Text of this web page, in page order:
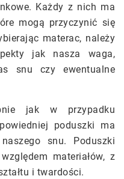
Każdy z nich ma
mogą przyczynić się
materac, należy
jak nasza waga,
snu czy ewentualne
jak w przypadku
poduszki ma
snu. Poduszki
materiałów, z
i twardości.